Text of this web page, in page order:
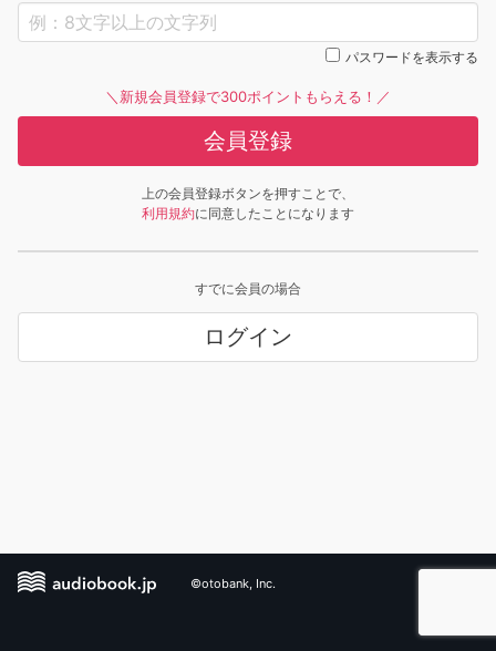
パスワードを表示する
＼新規会員登録で300ポイントもらえる！／
会員登録
上の会員登録ボタンを押すことで、
利用規約に同意したことになります
すでに会員の場合
ログイン
©otobank, Inc.